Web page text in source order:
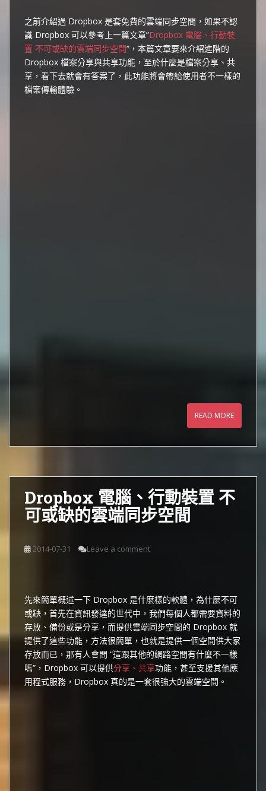
之前介紹過 Dropbox 是套免費的雲端同步空間，如果不認
識 Dropbox 可以參考上一篇文章”Dropbox 電腦、行動裝
置 不可或缺的雲端同步空間“，本篇文章要來介紹進階的
Dropbox 檔案分享與共享功能，至於什麼是檔案分享、共
享，看下去就會有答案了，此功能將會帶給使用者不一樣的
檔案傳輸體驗。
READ MORE
Dropbox 電腦、行動裝置 不
可或缺的雲端同步空間
2014-07-31 Leave a comment
先來簡單概述一下 Dropbox 是什麼樣的軟體，為什麼不可
或缺，首先在資訊發達的世代中，我們每個人都需要資料的
存放、備份或是分享，而提供雲端同步空間的 Dropbox 就
提供了這些功能，方法很簡單，也就是提供一個空間供大家
存放而已，那有人會問 “這跟其他的網路空間有什麼不一樣
嗎”，Dropbox 可以提供分享、共享功能，甚至支援其他應
用程式服務，Dropbox 真的是一套很強大的雲端空間。